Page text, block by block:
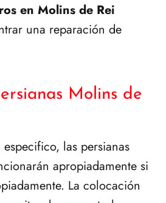
en Molins de Rei
una reparación de
Molins de
especifico, las persianas
apropiadamente si
La colocación